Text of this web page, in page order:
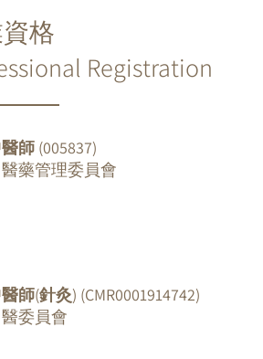
格
Registration
師 (005837)
藥管理委員會
師(針灸) (CMR0001914742)
委員會